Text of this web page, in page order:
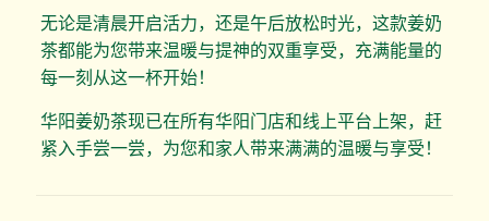
无论是清晨开启活力，还是午后放松时光，这款姜奶
茶都能为您带来温暖与提神的双重享受，充满能量的
每一刻从这一杯开始！
华阳姜奶茶现已在所有华阳门店和线上平台上架，赶
紧入手尝一尝，为您和家人带来满满的温暖与享受！